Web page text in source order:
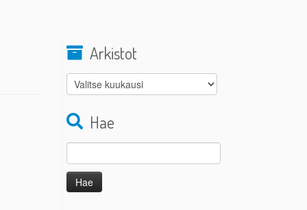
Arkistot
Arkistot
Hae
Haku: